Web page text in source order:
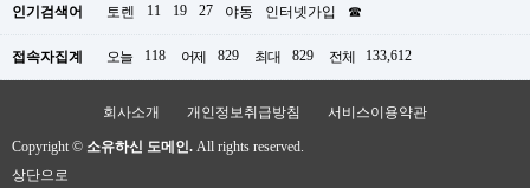
인기검색어 토렌 11 19 27 야동 인터넷가입 ☎
접속자집계 오늘 118 어제 829 최대 829 전체 133,612
회사소개 개인정보취급방침 서비스이용약관
Copyright © 소유하신 도메인. All rights reserved.
상단으로